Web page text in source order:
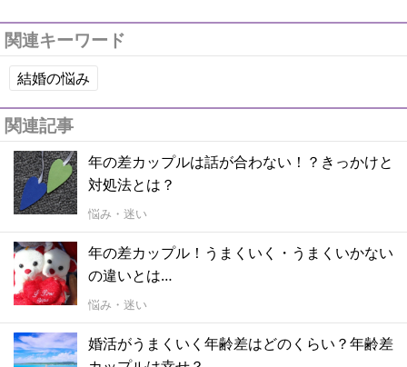
関連キーワード
結婚の悩み
関連記事
年の差カップルは話が合わない！？きっかけと
対処法とは？
悩み・迷い
年の差カップル！うまくいく・うまくいかない
の違いとは…
悩み・迷い
婚活がうまくいく年齢差はどのくらい？年齢差